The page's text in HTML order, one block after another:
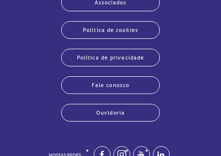
Associados
Política de cookies
Política de privacidade
Fale conosco
Ouvidoria